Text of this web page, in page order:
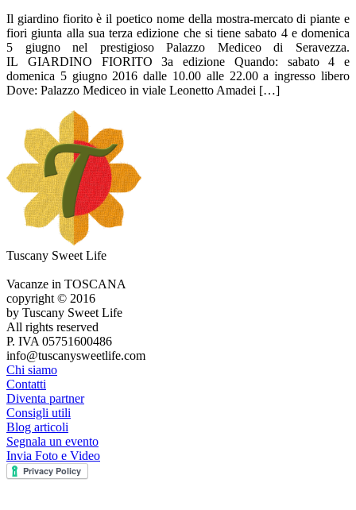
Il giardino fiorito è il poetico nome della mostra-mercato di piante e
fiori giunta alla sua terza edizione che si tiene sabato 4 e domenica
5 giugno nel prestigioso Palazzo Mediceo di Seravezza.
IL GIARDINO FIORITO 3a edizione Quando: sabato 4 e
domenica 5 giugno 2016 dalle 10.00 alle 22.00 a ingresso libero
Dove: Palazzo Mediceo in viale Leonetto Amadei […]
Tuscany Sweet Life
Vacanze in TOSCANA
copyright © 2016
by Tuscany Sweet Life
All rights reserved
P. IVA 05751600486
info@tuscanysweetlife.com
Chi siamo
Contatti
Diventa partner
Consigli utili
Blog articoli
Segnala un evento
Invia Foto e Video